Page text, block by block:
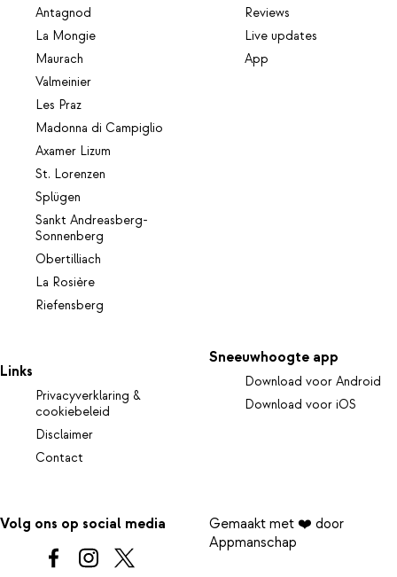
Antagnod
La Mongie
Maurach
Valmeinier
Les Praz
Madonna di Campiglio
Axamer Lizum
St. Lorenzen
Splügen
Sankt Andreasberg-
Sonnenberg
Obertilliach
La Rosière
Riefensberg
Reviews
Live updates
App
Links
Privacyverklaring &
cookiebeleid
Disclaimer
Contact
Sneeuwhoogte app
Download voor Android
Download voor iOS
Volg ons op social media
Gemaakt met ❤️ door
Appmanschap